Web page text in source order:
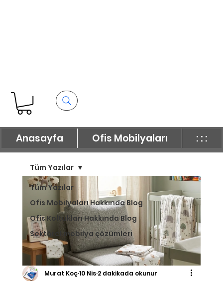
Anasayfa Ofis Mobilyaları : : :
Tüm Yazılar
Ofis Mobilyaları Hakkında Blog
Ofis Koltukları Hakkında Blog
Sektörel mobilya çözümleri
Tüm Yazılar
Murat Koç10 Nis2 dakikada okunur